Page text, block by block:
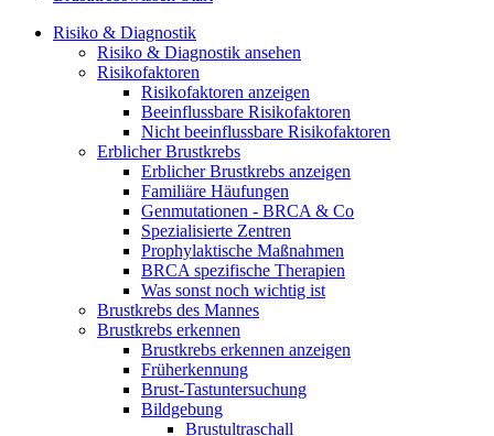
Risiko & Diagnostik
Risiko & Diagnostik ansehen
Risikofaktoren
Risikofaktoren anzeigen
Beeinflussbare Risikofaktoren
Nicht beeinflussbare Risikofaktoren
Erblicher Brustkrebs
Erblicher Brustkrebs anzeigen
Familiäre Häufungen
Genmutationen - BRCA & Co
Spezialisierte Zentren
Prophylaktische Maßnahmen
BRCA spezifische Therapien
Was sonst noch wichtig ist
Brustkrebs des Mannes
Brustkrebs erkennen
Brustkrebs erkennen anzeigen
Früherkennung
Brust-Tastuntersuchung
Bildgebung
Brustultraschall